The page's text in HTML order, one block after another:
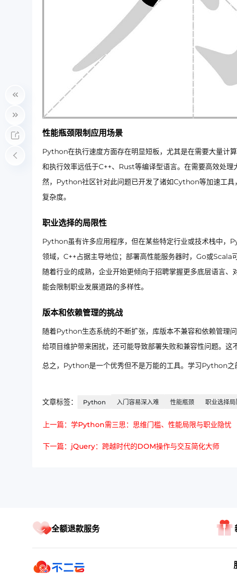
性能瓶颈限制应用场景
Python在执行速度方面存在明显短板，尤其是在需要大量计
和执行效率远低于C++、Rust等编译型语言。在需要高效处
然，Python社区针对此问题已开发了诸如Cython等加速工具
复杂度。
职业选择的局限性
Python虽有许多应用程序，但在某些特定行业或技术栈中
领域，C++占据主导地位；部署高性能服务器时，Go或
随着行业的成熟，企业开始更倾向于招聘掌握更多底层语言
能会限制职业发展道路的多样性。
版本和依赖管理的挑战
随着Python生态系统的不断扩张，库版本不兼容和依赖管理
给项目维护带来困扰，还可能导致部署失败和兼容性问题。这
总之，Python是一个优秀但不是万能的工具。学习Python之
文章标签： Python 入门容易深入难 性能瓶颈 职业选择局
上一篇：学Python需三思：思维门槛、性能局限与职业隐忧
下一篇：jQuery：跨越时代的DOM操作与交互简化大师
全额退款服务